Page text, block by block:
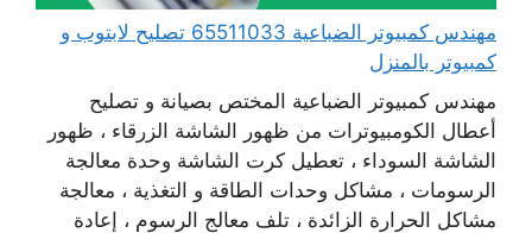
مهندس كمبيوتر الضباعية 65511033 تصليح لابتوب و
كمبيوتر بالمنزل
مهندس كمبيوتر الضباعية المختص بصيانة و تصليح
أعطال الكومبيوترات من ظهور الشاشة الزرقاء ، ظهور
الشاشة السوداء ، تعطيل كرت الشاشة وحدة معالجة
الرسومات ، مشاكل وحدات الطاقة و التغذية ، معالجة
مشاكل الحرارة الزائدة ، تلف معالج الرسوم ، إعادة